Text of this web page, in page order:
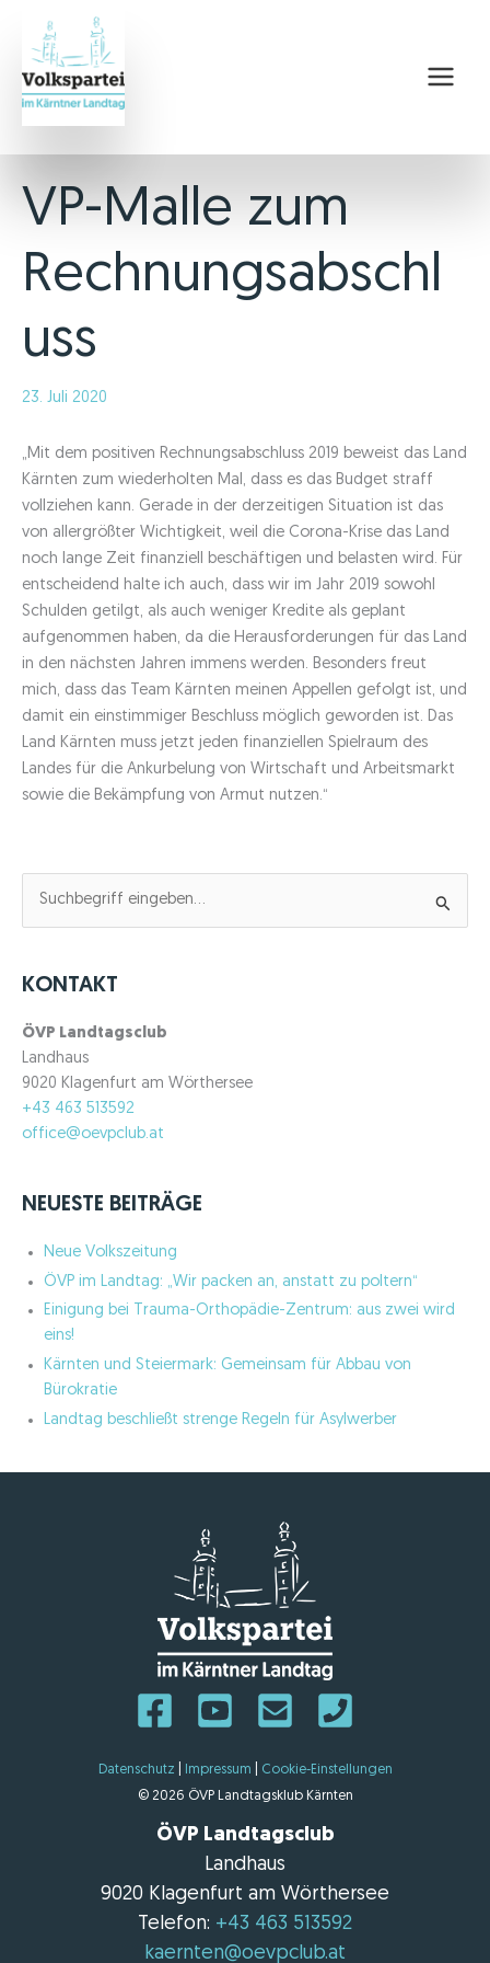
springen
VP-Malle zum
Rechnungsabschl
uss
23. Juli 2020
„Mit dem positiven Rechnungsabschluss 2019 beweist das Land
Kärnten zum wiederholten Mal, dass es das Budget straff
vollziehen kann. Gerade in der derzeitigen Situation ist das
von allergrößter Wichtigkeit, weil die Corona-Krise das Land
noch lange Zeit finanziell beschäftigen und belasten wird. Für
entscheidend halte ich auch, dass wir im Jahr 2019 sowohl
Schulden getilgt, als auch weniger Kredite als geplant
aufgenommen haben, da die Herausforderungen für das Land
in den nächsten Jahren immens werden. Besonders freut
mich, dass das Team Kärnten meinen Appellen gefolgt ist, und
damit ein einstimmiger Beschluss möglich geworden ist. Das
Land Kärnten muss jetzt jeden finanziellen Spielraum des
Landes für die Ankurbelung von Wirtschaft und Arbeitsmarkt
sowie die Bekämpfung von Armut nutzen.“
e
n
a
c
h
:
KONTAKT
ÖVP Landtagsclub
Landhaus
9020 Klagenfurt am Wörthersee
+43 463 513592
office@oevpclub.at
NEUESTE BEITRÄGE
Neue Volkszeitung
ÖVP im Landtag: „Wir packen an, anstatt zu poltern“
Einigung bei Trauma-Orthopädie-Zentrum: aus zwei wird
eins!
Kärnten und Steiermark: Gemeinsam für Abbau von
Bürokratie
Landtag beschließt strenge Regeln für Asylwerber
Datenschutz Impressum
Cookie-Einstellungen
© 2026 ÖVP Landtagsklub Kärnten
ÖVP Landtagsclub
Landhaus
9020 Klagenfurt am Wörthersee
Telefon: +43 463 513592
kaernten@oevpclub.at